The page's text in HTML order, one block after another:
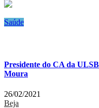
Saúde
Presidente do CA da
Moura
26/02/2021
Beja